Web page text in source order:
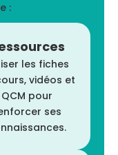
:
les fiches
vidéos et
QCM pour
ses